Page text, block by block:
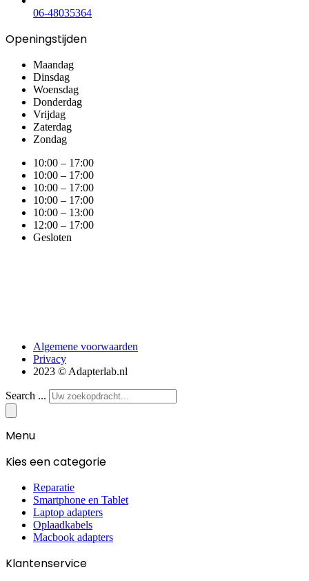
06-48035364
Openingstijden
Maandag
Dinsdag
Woensdag
Donderdag
Vrijdag
Zaterdag
Zondag
10:00 – 17:00
10:00 – 17:00
10:00 – 17:00
10:00 – 17:00
10:00 – 13:00
12:00 – 17:00
Gesloten
Algemene voorwaarden
Privacy
2023 © Adapterlab.nl
Search ...
Menu
Kies een categorie
Reparatie
Smartphone en Tablet
Laptop adapters
Oplaadkabels
Macbook adapters
Klantenservice